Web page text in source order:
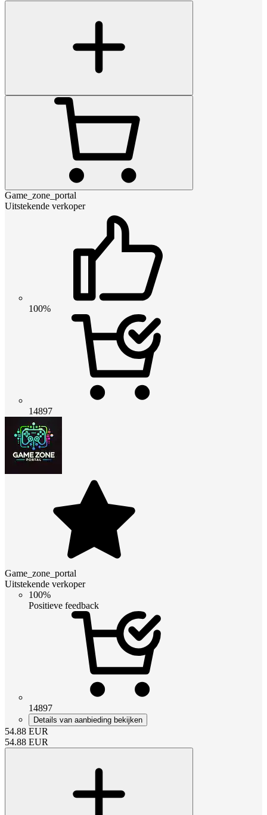
Game_zone_portal
Uitstekende verkoper
100%
14897
Game_zone_portal
Uitstekende verkoper
100%
Positieve feedback
14897
Details van aanbieding bekijken
54.88 EUR
54.88 EUR